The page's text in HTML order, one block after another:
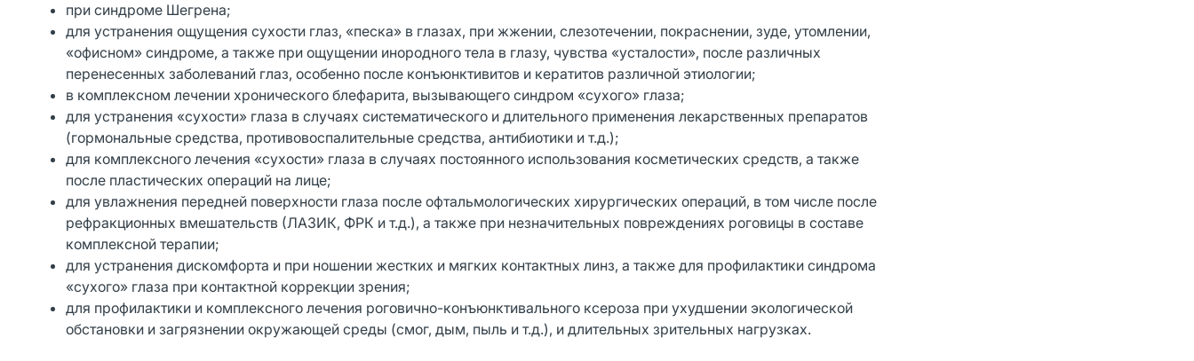
при синдроме Шегрена;
для устранения ощущения сухости глаз, «песка» в глазах, при жжении, слезотечении, покраснении, зуде, утомлении,
«офисном» синдроме, а также при ощущении инородного тела в глазу, чувства «усталости», после различных
перенесенных заболеваний глаз, особенно после конъюнктивитов и кератитов различной этиологии;
в комплексном лечении хронического блефарита, вызывающего синдром «сухого» глаза;
для устранения «сухости» глаза в случаях систематического и длительного применения лекарственных препаратов
(гормональные средства, противовоспалительные средства, антибиотики и т.д.);
для комплексного лечения «сухости» глаза в случаях постоянного использования косметических средств, а также
после пластических операций на лице;
для увлажнения передней поверхности глаза после офтальмологических хирургических операций, в том числе после
рефракционных вмешательств (ЛАЗИК, ФРК и т.д.), а также при незначительных повреждениях роговицы в составе
комплексной терапии;
для устранения дискомфорта и при ношении жестких и мягких контактных линз, а также для профилактики синдрома
«сухого» глаза при контактной коррекции зрения;
для профилактики и комплексного лечения роговично-конъюнктивального ксероза при ухудшении экологической
обстановки и загрязнении окружающей среды (смог, дым, пыль и т.д.), и длительных зрительных нагрузках.